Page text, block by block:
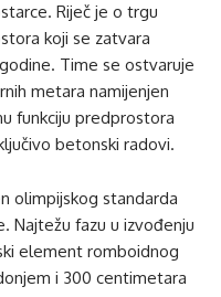
Riječ je o trgu
koji se zatvara
Time se ostvaruje
metara namijenjen
funkciju predprostora
betonski radovi.
olimpijskog standarda
Najtežu fazu u izvođenju
element romboidnog
i 300 centimetara